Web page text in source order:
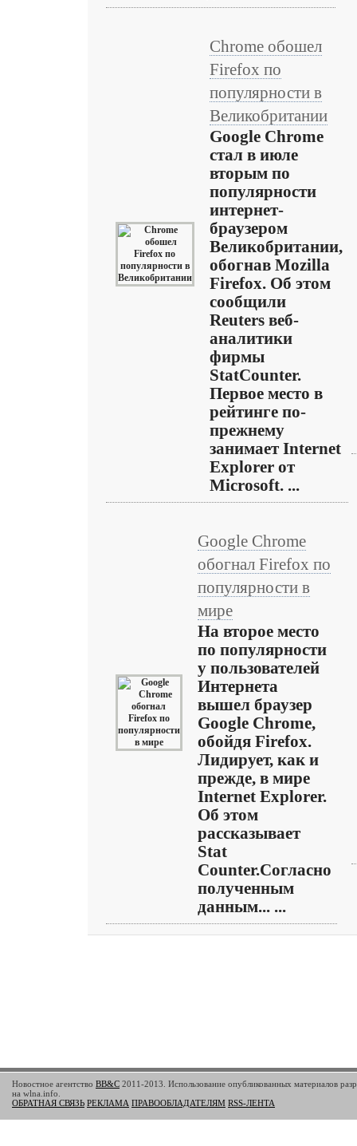
Chrome обошел
Firefox по
популярности в
Великобритании
Google Chrome
стал в июле
вторым по
популярности
интернет-
браузером
Великобритании,
обогнав Mozilla
Firefox. Об этом
сообщили
Reuters веб-
аналитики
фирмы
StatCounter.
Первое место в
рейтинге по-
прежнему
занимает Internet
Explorer от
Microsoft. ...
Google Chrome
обогнал Firefox по
популярности в
мире
На второе место
по популярности
у пользователей
Интернета
вышел браузер
Google Chrome,
обойдя Firefox.
Лидирует, как и
прежде, в мире
Internet Explorer.
Об этом
рассказывает
Stat
Counter.Согласно
полученным
данным... ...
Новостное агентство BB&C 2011-2013. Использование опубликованных материалов
на wlna.info.
ОБРАТНАЯ СВЯЗЬ РЕКЛАМА ПРАВООБЛАДАТЕЛЯМ RSS-ЛЕНТА